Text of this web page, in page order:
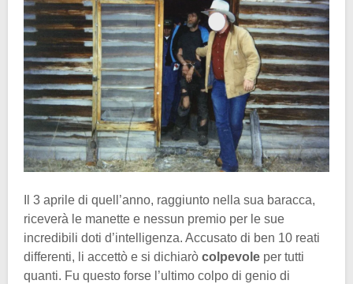
Il 3 aprile di quell’anno, raggiunto nella sua baracca,
riceverà le manette e nessun premio per le sue
incredibili doti d’intelligenza. Accusato di ben 10 reati
differenti, li accettò e si dichiarò colpevole per tutti
quanti. Fu questo forse l’ultimo colpo di genio di